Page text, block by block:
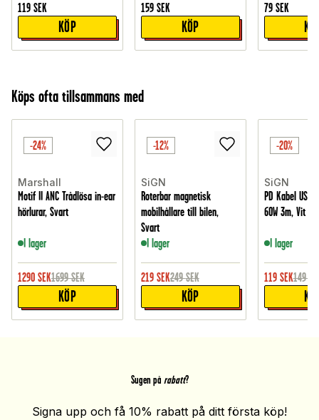
119 SEK
KÖP
159 SEK
KÖP
79 SEK
Köps ofta tillsammans med
-24%
Marshall
Motif II ANC Trådlösa in-ear
hörlurar, Svart
I lager
1290 SEK1699 SEK
KÖP
-12%
SiGN
Roterbar magnetisk
mobilhållare till bilen,
Svart
I lager
219 SEK249 SEK
KÖP
-20%
SiGN
PD Kabel
60W 3m, Vit
I lager
119 SEK149
Sugen på rabatt?
Signa upp och få 10% rabatt på ditt första köp!